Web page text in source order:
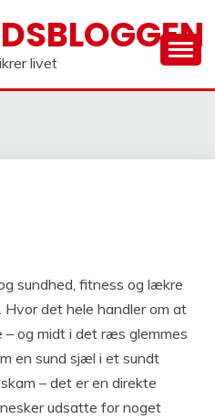
livet
sundhed, fitness og lækre
det hele handler om at
og midt i det ræs glemmes
en sund sjæl i et sundt
– det er en direkte
udsatte for noget